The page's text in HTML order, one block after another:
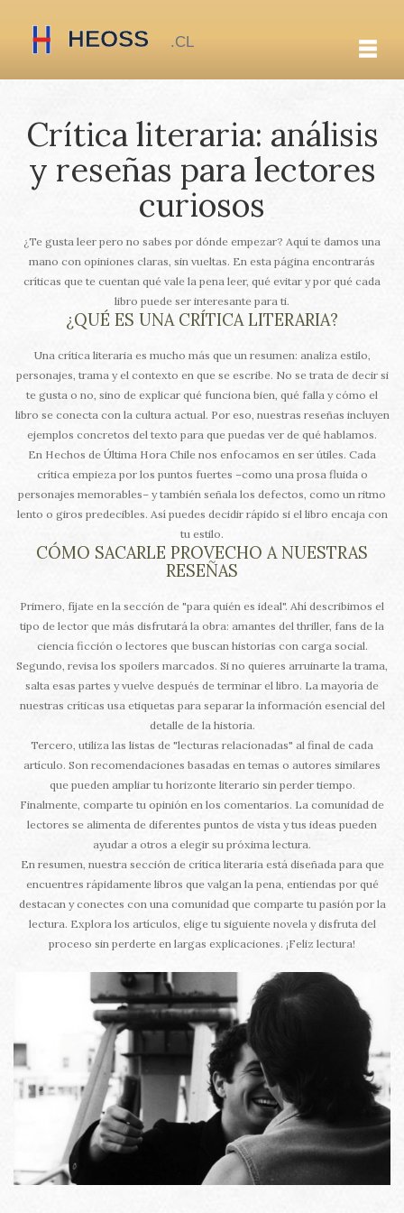
Crítica literaria: análisis
y reseñas para lectores
curiosos
¿Te gusta leer pero no sabes por dónde empezar? Aquí te damos una
mano con opiniones claras, sin vueltas. En esta página encontrarás
críticas que te cuentan qué vale la pena leer, qué evitar y por qué cada
libro puede ser interesante para ti.
¿QUÉ ES UNA CRÍTICA LITERARIA?
Una crítica literaria es mucho más que un resumen: analiza estilo,
personajes, trama y el contexto en que se escribe. No se trata de decir si
te gusta o no, sino de explicar qué funciona bien, qué falla y cómo el
libro se conecta con la cultura actual. Por eso, nuestras reseñas incluyen
ejemplos concretos del texto para que puedas ver de qué hablamos.
En Hechos de Última Hora Chile nos enfocamos en ser útiles. Cada
crítica empieza por los puntos fuertes –como una prosa fluida o
personajes memorables– y también señala los defectos, como un ritmo
lento o giros predecibles. Así puedes decidir rápido si el libro encaja con
tu estilo.
CÓMO SACARLE PROVECHO A NUESTRAS
RESEÑAS
Primero, fíjate en la sección de "para quién es ideal". Ahí describimos el
tipo de lector que más disfrutará la obra: amantes del thriller, fans de la
ciencia ficción o lectores que buscan historias con carga social.
Segundo, revisa los spoilers marcados. Si no quieres arruinarte la trama,
salta esas partes y vuelve después de terminar el libro. La mayoría de
nuestras críticas usa etiquetas para separar la información esencial del
detalle de la historia.
Tercero, utiliza las listas de "lecturas relacionadas" al final de cada
artículo. Son recomendaciones basadas en temas o autores similares
que pueden ampliar tu horizonte literario sin perder tiempo.
Finalmente, comparte tu opinión en los comentarios. La comunidad de
lectores se alimenta de diferentes puntos de vista y tus ideas pueden
ayudar a otros a elegir su próxima lectura.
En resumen, nuestra sección de crítica literaria está diseñada para que
encuentres rápidamente libros que valgan la pena, entiendas por qué
destacan y conectes con una comunidad que comparte tu pasión por la
lectura. Explora los artículos, elige tu siguiente novela y disfruta del
proceso sin perderte en largas explicaciones. ¡Feliz lectura!